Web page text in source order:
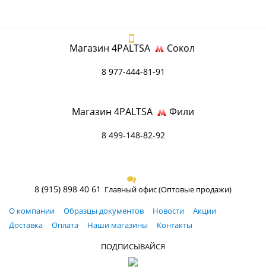
Магазин 4PALTSA Сокол
8 977-444-81-91
Магазин 4PALTSA Фили
8 499-148-82-92
8 (915) 898 40 61 Главный офис (Оптовые продажи)
О компании
Образцы документов Новости
Акции
Доставка
Оплата Наши магазины
Контакты
ПОДПИСЫВАЙСЯ